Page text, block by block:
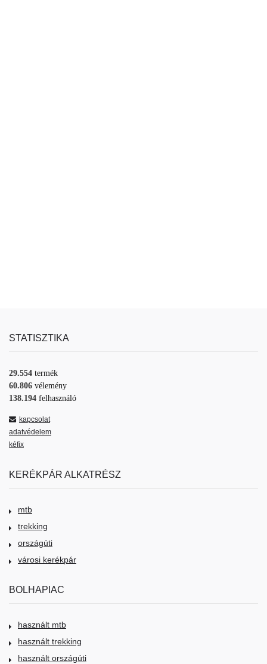
STATISZTIKA
29.554 termék
60.806 vélemény
138.194 felhasználó
kapcsolat
adatvédelem
kéfix
KERÉKPÁR ALKATRÉSZ
mtb
trekking
országúti
városi kerékpár
BOLHAPIAC
használt mtb
használt trekking
használt országúti